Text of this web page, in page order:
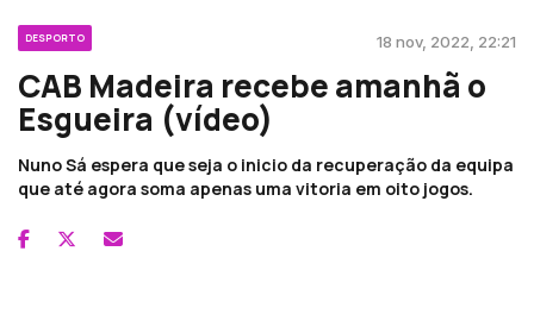
DESPORTO 18 nov, 2022, 22:21
CAB Madeira recebe amanhã o
Esgueira (vídeo)
Nuno Sá espera que seja o inicio da recuperação da equipa
que até agora soma apenas uma vitoria em oito jogos.